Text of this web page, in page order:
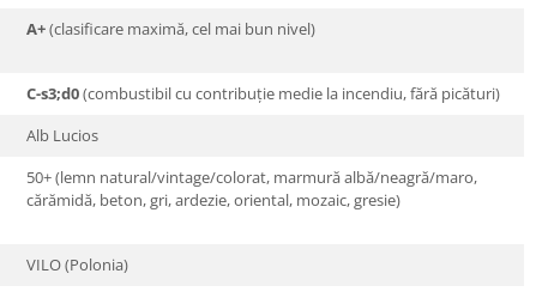
A+(clasificare maximă, cel mai bun nivel)
C-s3;d0(combustibil cu contribuție medie la incendiu, fără picături)
Alb Lucios
50+ (lemn natural/vintage/colorat, marmură albă/neagră/maro,
cărămidă, beton, gri, ardezie, oriental, mozaic, gresie)
VILO (Polonia)